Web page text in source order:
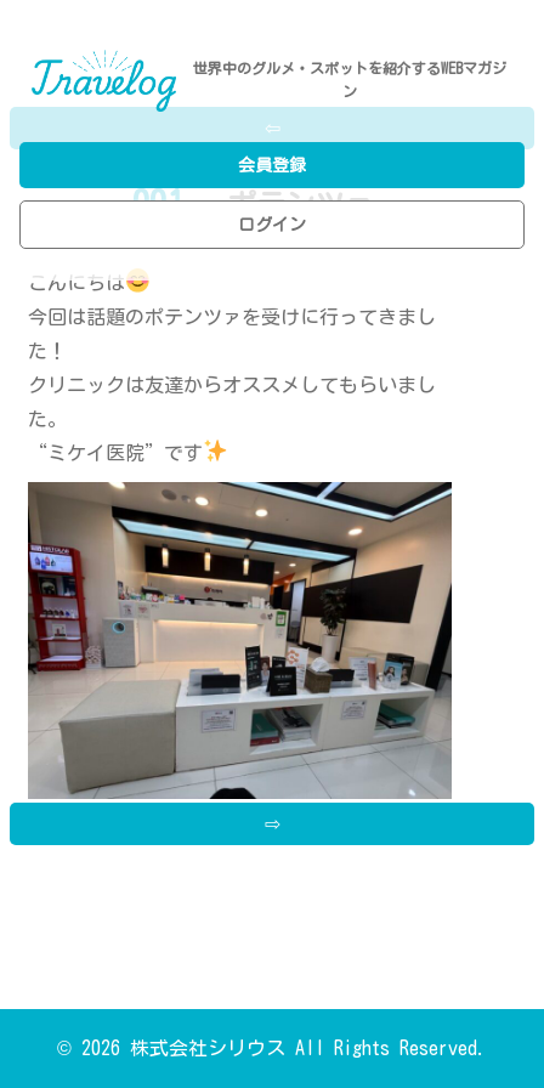
世界中のグルメ・スポットを紹介するWEBマガジ
ン
会員登録
ログイン
⇦
001- ポテンツァ
こんにちは
今回は話題のポテンツァを受けに行ってきまし
た！
クリニックは友達からオススメしてもらいまし
た。
“ミケイ医院”です
白貴重な店内でとっても綺麗でした^_^
ラインで簡単に予約できて日本語可能
⇨
© 2026 株式会社シリウス All Rights Reserved.